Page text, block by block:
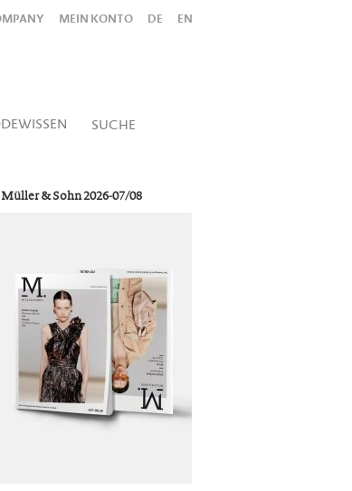
MEIN KONTO DE EN
SUCHE
Shop SUCHEN
& Sohn 2026-07/08